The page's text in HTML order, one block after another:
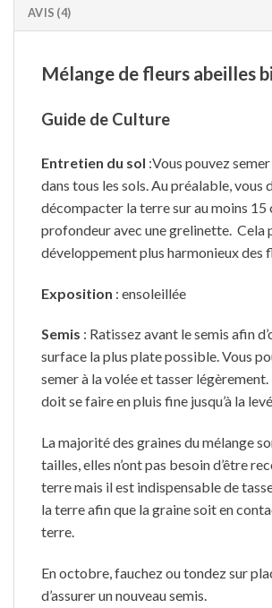
AVIS (4)
Mélange de fleurs abeilles
Guide de Culture
Entretien du sol :Vous pouvez
dans tous les sols. Au préalable, vous
décompacter la terre sur au moins 15
profondeur avec une grelinette. Cela
développement plus harmonieux des
Exposition : ensoleillée
Semis : Ratissez avant le semis afin
surface la plus plate possible. Vous
semer à la volée et tasser légèrement.
doit se faire en pluis fine jusqu’à la
La majorité des graines du mélange
tailles, elles n’ont pas besoin d’être
terre mais il est indispensable de
la terre afin que la graine soit en
terre.
En octobre, fauchez ou tondez sur
d’assurer un nouveau semis.